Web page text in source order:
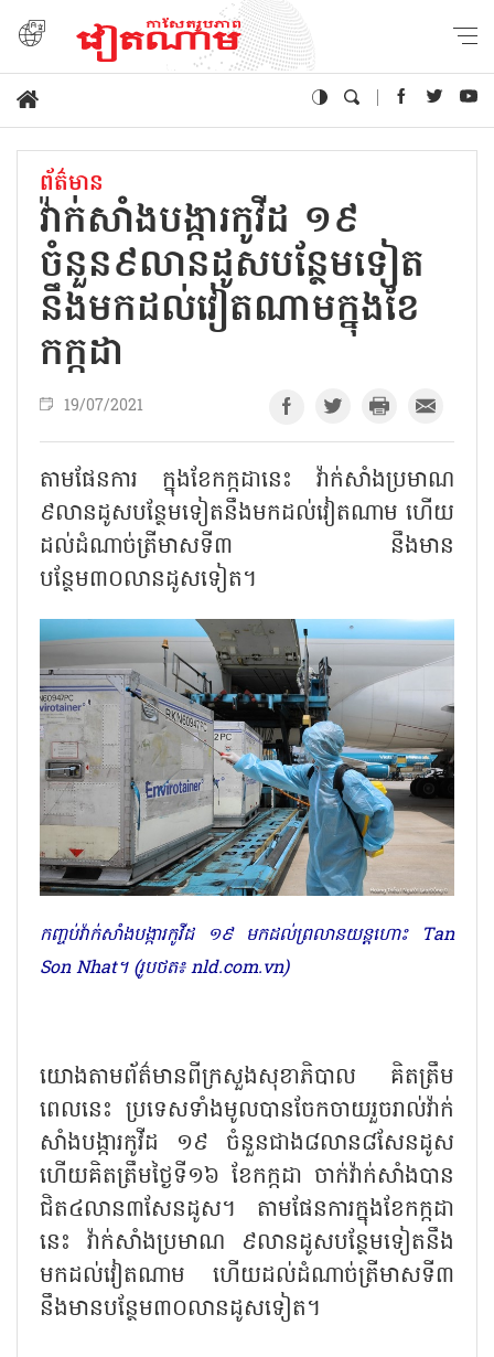
ព័ត៌មាន
វ៉ាក់សាំងបង្ការកូវីដ ១៩
ចំនួន៩លានដូសបន្ថែមទៀត
នឹងមកដល់វៀតណាមក្នុងខែ
កក្កដា
19/07/2021
តាមផែនការ ក្នុងខែកក្កដានេះ វ៉ាក់សាំងប្រមាណ
៩លានដូសបន្ថែមទៀតនឹងមកដល់វៀតណាម ហើយ
ដល់ដំណាច់ត្រីមាសទី៣ នឹងមាន
បន្ថែម៣០លានដូសទៀត។
កញ្ចប់វ៉ាក់សាំងបង្ការកូវីដ ១៩ មកដល់ព្រលានយន្តហោះ Tan
Son Nhat។ (រូបថត៖ nld.com.vn)
យោងតាមព័ត៌មានពីក្រសួងសុខាភិបាល គិតត្រឹម
ពេលនេះ ប្រទេសទាំងមូលបានចែកចាយរួចរាល់វ៉ាក់
សាំងបង្ការកូវីដ ១៩ ចំនួនជាង៨លាន៨សែនដូស
ហើយគិតត្រឹមថ្ងៃទី១៦ ខែកក្កដា ចាក់វ៉ាក់សាំងបាន
ជិត៤លាន៣សែនដូស។ តាមផែនការក្នុងខែកក្កដា
នេះ វ៉ាក់សាំងប្រមាណ ៩លានដូសបន្ថែមទៀតនឹង
មកដល់វៀតណាម ហើយដល់ដំណាច់ត្រីមាសទី៣
នឹងមានបន្ថែម៣០លានដូសទៀត។